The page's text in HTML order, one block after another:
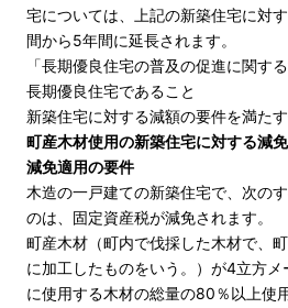
宅については、上記の新築住宅に対
間から5年間に延長されます。
「長期優良住宅の普及の促進に関す
長期優良住宅であること
新築住宅に対する減額の要件を満た
町産木材使用の新築住宅に対する減免
減免適用の要件
木造の一戸建ての新築住宅で、次の
のは、固定資産税が減免されます。
町産木材（町内で伐採した木材で、
に加工したものをいう。）が4立方
に使用する木材の総量の80％以上使